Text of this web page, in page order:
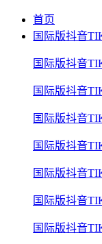
首页
国际版抖音
国际版抖音
国际版抖音
国际版抖音
国际版抖音
国际版抖音
国际版抖音
国际版抖音